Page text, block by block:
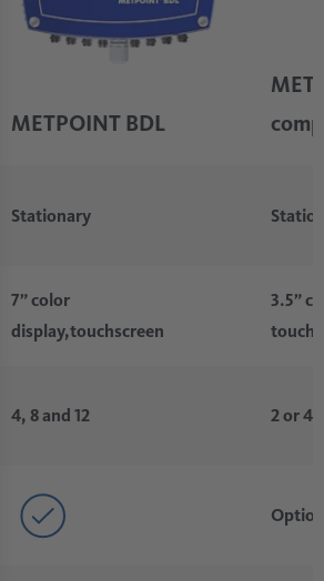
METPOINT BDL
Stationary
7” color
display,touchscreen
4, 8 and 12
3.5”
2 or 4